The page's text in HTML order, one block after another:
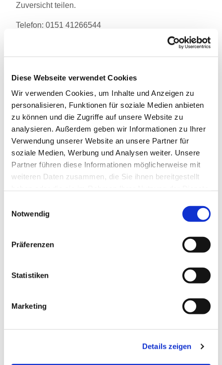
Diese Webseite verwendet Cookies
Wir verwenden Cookies, um Inhalte und Anzeigen zu
personalisieren, Funktionen für soziale Medien anbieten
zu können und die Zugriffe auf unsere Website zu
analysieren. Außerdem geben wir Informationen zu Ihrer
Verwendung unserer Website an unsere Partner für
soziale Medien, Werbung und Analysen weiter. Unsere
Partner führen diese Informationen möglicherweise mit
weiteren Daten zusammen, die Sie ihnen bereitgestellt
Notwendig
Präferenzen
Statistiken
Marketing
Details zeigen
Zuversicht teilen.
Telefon: 0151 41266544
Dies könnte Sie auch